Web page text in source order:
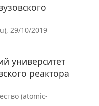
29/10/2019
университет
реактора
(atomic-